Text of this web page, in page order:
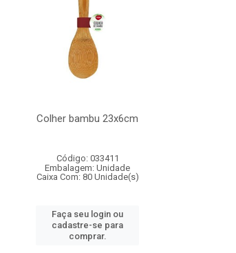
Colher bambu 23x6cm
Código: 033411
Embalagem: Unidade
Caixa Com: 80 Unidade(s)
Faça seu login ou
cadastre-se para
comprar.